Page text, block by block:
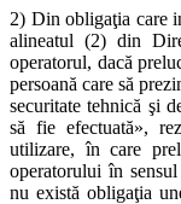
2) Din obligaţia care
alineatul (2) din
operatorul, dacă
persoană care să
securitate tehnică şi
să fie efectuată»,
utilizare, în care
operatorului în
nu există obligaţia